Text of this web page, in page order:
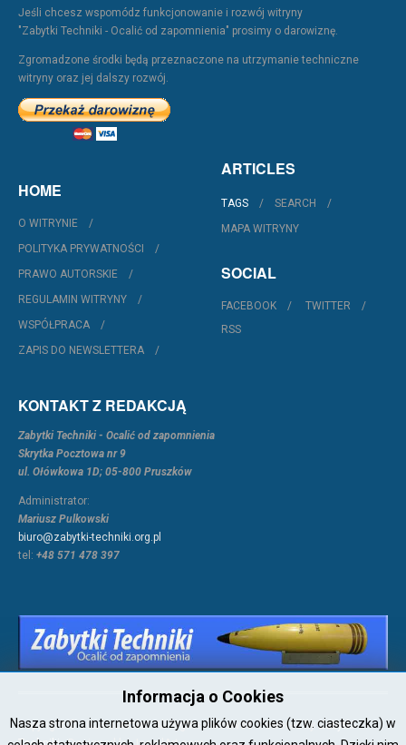
Jeśli chcesz wspomódz funkcjonowanie i rozwój witryny
"Zabytki Techniki - Ocalić od zapomnienia" prosimy o darowiznę.
Zgromadzone środki będą przeznaczone na utrzymanie techniczne
witryny oraz jej dalszy rozwój.
Informacja o Cookies
Nasza strona internetowa używa plików cookies (tzw. ciasteczka) w
HOME
O WITRYNIE
POLITYKA PRYWATNOŚCI
PRAWO AUTORSKIE
REGULAMIN WITRYNY
WSPÓŁPRACA
ZAPIS DO NEWSLETTERA
ARTICLES
TAGS
SEARCH
MAPA WITRYNY
SOCIAL
FACEBOOK
TWITTER
RSS
KONTAKT Z REDAKCJĄ
Zabytki Techniki - Ocalić od zapomnienia
Skrytka Pocztowa nr 9
ul. Ołówkowa 1D; 05-800 Pruszków
Administrator:
Mariusz Pulkowski
biuro@zabytki-techniki.org.pl
tel: +48 571 478 397
Copyright © 2026 Joomla!. All Rights Reserved. Powered byZabytki-